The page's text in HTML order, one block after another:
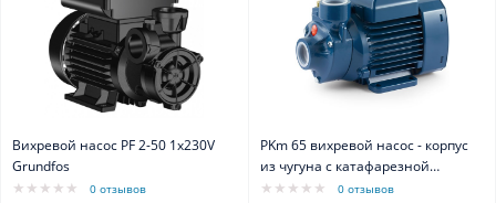
Вихревой насос PF 2-50 1x230V
Grundfos
0 отзывов
PKm 65 вихревой насос - корпус
из чугуна с катафарезной
обработкой
0 отзывов